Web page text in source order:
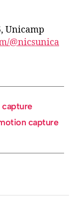
Unicamp
@nicsunica
capture